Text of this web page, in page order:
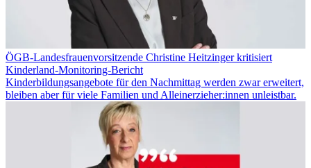
ÖGB-Landesfrauenvorsitzende Christine Heitzinger kritisiert
Kinderland-Monitoring-Bericht
Kinderbildungsangebote für den Nachmittag werden zwar erweitert,
bleiben aber für viele Familien und Alleinerzieher:innen unleistbar.